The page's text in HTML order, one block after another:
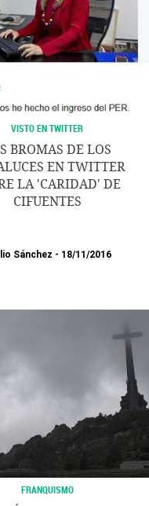
VISTO EN TWITTER
BROMAS DE LOS
EN TWITTER
LA 'CARIDAD' DE
CIFUENTES
Sánchez 18/11/2016
FRANQUISMO